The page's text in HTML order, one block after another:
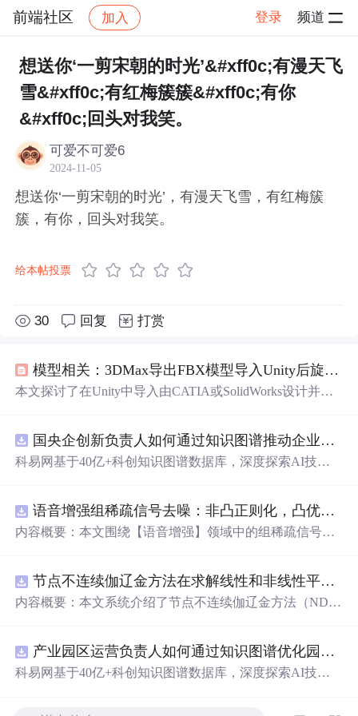
前端社区 加入 登录 频道
社区 前端社区 感慨 帖子详情
想送你‘一剪宋朝的时光’&#xff0c;有漫天飞
雪&#xff0c;有红梅簇簇&#xff0c;有你
&#xff0c;回头对我笑。
可爱不可爱6
2024-11-05
想送你‘一剪宋朝的时光’，有漫天飞雪，有红梅簇
簇，有你，回头对我笑。
给本帖投票
30 回复 打赏
模型相关：3DMax导出FBX模型导入Unity后旋转中心不在模型中心的相关问题
本文探讨了在Unity中导入由CATIA或SolidWorks设计并经3
段保持模型中心与坐标系一致，或使用3DMax进行轴转
化，确保模型旋转中心与几何中心重合。通过3DMax的轴
国央企创新负责人如何通过知识图谱推动企业技术创新与外部资源高效对接？.docx
科易网基于40亿+科创知识图谱数据库，深度探索AI技术
新领域的AI+数智化解决方案，推动科技创新与产业创新
智能化发展。
语音增强组稀疏信号去噪：非凸正则化，凸优化研究（Matlab代码实现）
内容概要：本文围绕【语音增强】领域中的组稀疏信号去
文章系统阐述了组稀疏信号模型的构建机制，引入非凸正
则项以更精确地逼近理想稀疏性，克服传统凸正则化在稀
实现，涵盖语音信号预处理、稀疏系数求解、去噪重构等
关键环节，并配套提供可复现的代码资源，便于研究人员
进一步验证与拓展。该方法在保留数学可处理性的同时显
节点不连续伽辽金方法在求解线性和非线性平流方程中的一维实现（Matlab代码实现）
内容概要：本文系统介绍了节点不连续伽辽金方法（ND
种高精度、高分辨率的数值离散化技术，特别适用于对流
主导的偏微分方程求解，在处理间断解和保持数值稳定性
产业园区运营负责人如何通过知识图谱优化园区企业与科研机构的协同创新机制？.docx
科易网基于40亿+科创知识图谱数据库，深度探索AI技术